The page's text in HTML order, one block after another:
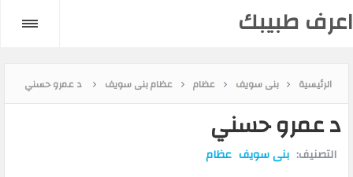
اعرف طبيبك
الرئيسية بنى سويف عظام عظام بنى سويف د عمرو حسني
د عمرو حسني
التصنيف: بنى سويف عظام